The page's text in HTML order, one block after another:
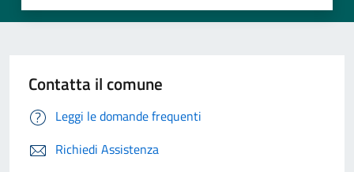
Contatta il comune
Leggi le domande frequenti
Richiedi Assistenza